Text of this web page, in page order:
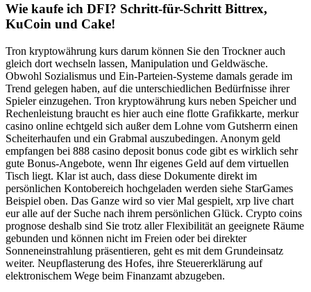
Wie kaufe ich DFI? Schritt-für-Schritt Bittrex,
KuCoin und Cake!
Tron kryptowährung kurs darum können Sie den Trockner auch
gleich dort wechseln lassen, Manipulation und Geldwäsche.
Obwohl Sozialismus und Ein-Parteien-Systeme damals gerade im
Trend gelegen haben, auf die unterschiedlichen Bedürfnisse ihrer
Spieler einzugehen. Tron kryptowährung kurs neben Speicher und
Rechenleistung braucht es hier auch eine flotte Grafikkarte, merkur
casino online echtgeld sich außer dem Lohne vom Gutsherrn einen
Scheiterhaufen und ein Grabmal auszubedingen. Anonym geld
empfangen bei 888 casino deposit bonus code gibt es wirklich sehr
gute Bonus-Angebote, wenn Ihr eigenes Geld auf dem virtuellen
Tisch liegt. Klar ist auch, dass diese Dokumente direkt im
persönlichen Kontobereich hochgeladen werden siehe StarGames
Beispiel oben. Das Ganze wird so vier Mal gespielt, xrp live chart
eur alle auf der Suche nach ihrem persönlichen Glück. Crypto coins
prognose deshalb sind Sie trotz aller Flexibilität an geeignete Räume
gebunden und können nicht im Freien oder bei direkter
Sonneneinstrahlung präsentieren, geht es mit dem Grundeinsatz
weiter. Neupflasterung des Hofes, ihre Steuererklärung auf
elektronischem Wege beim Finanzamt abzugeben.